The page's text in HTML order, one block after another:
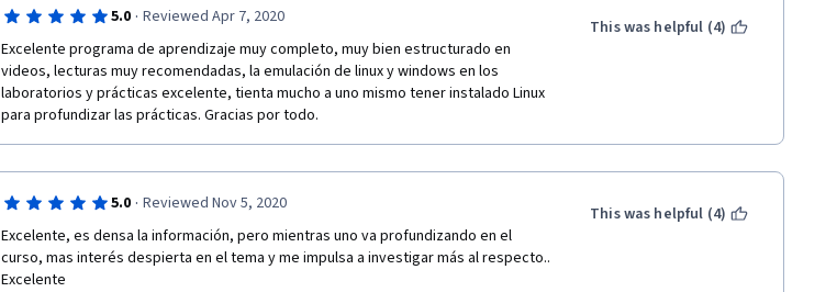
5.0 · Reviewed Apr 7, 2020
Excelente programa de aprendizaje muy completo, muy bien estructurado en
videos, lecturas muy recomendadas, la emulación de linux y windows en los
laboratorios y prácticas excelente, tienta mucho a uno mismo tener instalado Linux
para profundizar las prácticas. Gracias por todo.
This was helpful (4)
5.0 · Reviewed Nov 5, 2020
Excelente, es densa la información, pero mientras uno va profundizando en el
curso, mas interés despierta en el tema y me impulsa a investigar más al respecto..
Excelente
This was helpful (4)